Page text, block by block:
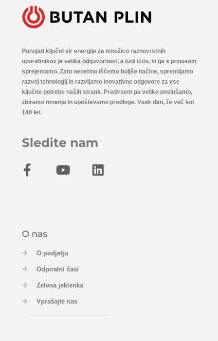
Ponujati ključni vir energije za množico raznovrstnih
uporabnikov je velika odgovornost, a tudi izziv, ki ga s ponosom
sprejemamo. Zato nenehno iščemo boljše načine, spremljamo
razvoj tehnologij in razvijamo inovativne odgovore za vse
ključne potrebe naših strank. Predvsem pa veliko poslušamo,
zbiramo mnenja in upoštevamo predloge. Vsak dan, že več kot
140 let.
Sledite nam
O nas
O podjetju
Odpiralni časi
Zelena jeklenka
Vprašajte nas